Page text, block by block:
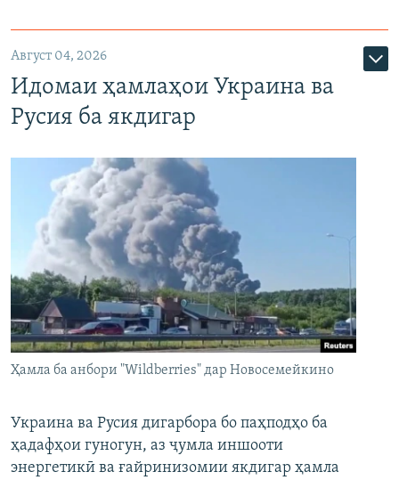
Август 04, 2026
Идомаи ҳамлаҳои Украина ва
Русия ба якдигар
Ҳамла ба анбори "Wildberries" дар Новосемейкино
Украина ва Русия дигарбора бо паҳподҳо ба
ҳадафҳои гуногун, аз ҷумла иншооти
энергетикӣ ва ғайринизомии якдигар ҳамла